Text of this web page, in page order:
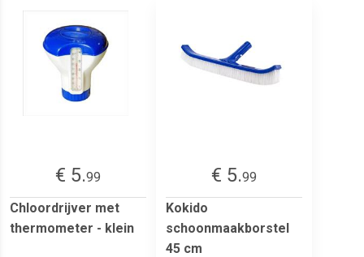
€ 5.99
Chloordrijver met
thermometer - klein
€ 5.99
Kokido
schoonmaakborstel
45 cm